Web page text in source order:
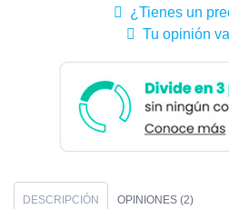
¿Tienes un
Tu opinión
DESCRIPCIÓN OPINIONES (2)